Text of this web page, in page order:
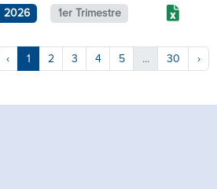
2026 1er Trimestre
‹ 1 2 3 4 5 ... 30 ›